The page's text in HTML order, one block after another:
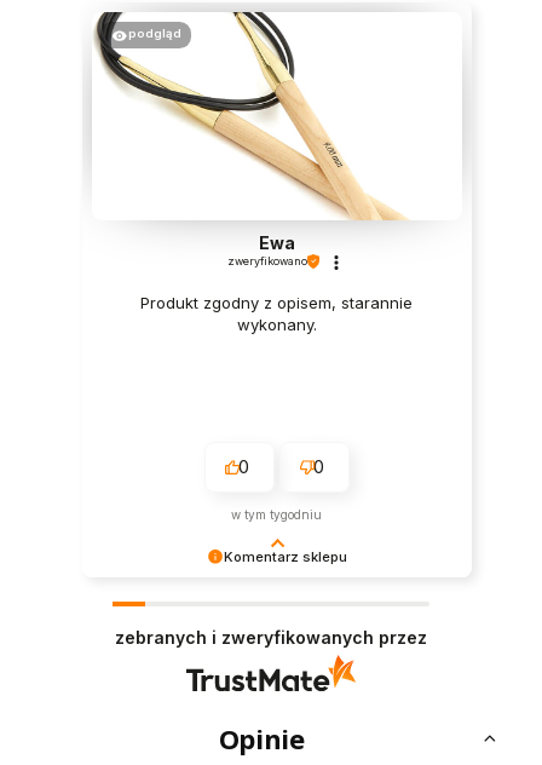
Komentarz sklepu
Doceniamy czas i wysiłek włożony w podzielenie
się z nami Twoimi doświadczeniami. Do
podgląd
Ewa
zweryfikowano
Produkt zgodny z opisem, starannie
wykonany.
0 0
w tym tygodniu
zebranych i zweryfikowanych przez
Opinie